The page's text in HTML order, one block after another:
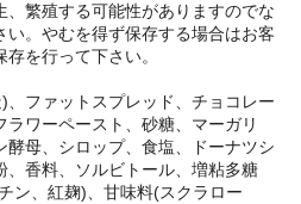
、繁殖する可能性がありますのでな
い。やむを得ず保存する場合はお客
を行って下さい。
、ファットスプレッド、チョコレー
ラワーペースト、砂糖、マーガリ
酵母、シロップ、食塩、ドーナツシ
、香料、ソルビトール、増粘多糖
ン、紅麹)、甘味料(スクラロー